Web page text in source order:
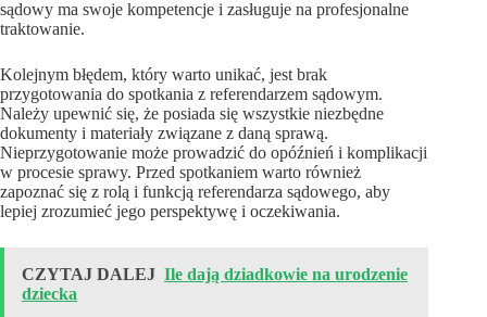
sądowy ma swoje kompetencje i zasługuje na profesjonalne
traktowanie.
Kolejnym błędem, który warto unikać, jest brak
przygotowania do spotkania z referendarzem sądowym.
Należy upewnić się, że posiada się wszystkie niezbędne
dokumenty i materiały związane z daną sprawą.
Nieprzygotowanie może prowadzić do opóźnień i komplikacji
w procesie sprawy. Przed spotkaniem warto również
zapoznać się z rolą i funkcją referendarza sądowego, aby
lepiej zrozumieć jego perspektywę i oczekiwania.
CZYTAJ DALEJ Ile dają dziadkowie na urodzenie
dziecka